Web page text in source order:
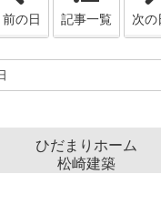
前の日 記事一覧 次の
ひだまりホーム
松崎建築